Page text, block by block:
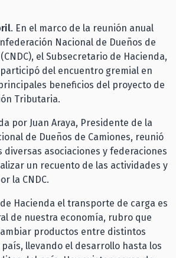
. En el marco de la reunión anual
Nacional de Dueños de
el Subsecretario de Hacienda,
participó del encuentro gremial en
beneficios del proyecto de
Tributaria.
por Juan Araya, Presidente de la
de Dueños de Camiones, reunió
diversas asociaciones y federaciones
un recuento de las actividades y
la CNDC.
Hacienda el transporte de carga es
de nuestra economía, rubro que
productos entre distintos
llevando el desarrollo hasta los